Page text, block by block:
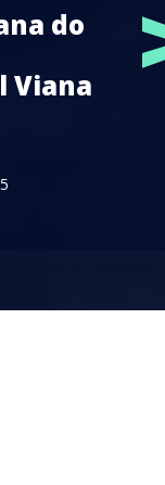
do
Viana